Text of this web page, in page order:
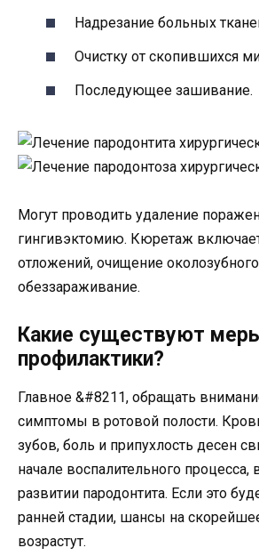
Надрезание больных
Очистку от скопившихся
Последующее зашивание.
Могут проводить удаление
гингивэктомию. Кюретаж
отложений, очищение
обеззараживание.
Какие существуют
профилактики?
Главное &#8211, обращать
симптомы в ротовой полости.
зубов, боль и припухлость десен
начале воспалительного
развитии пародонтита. Если это
ранней стадии, шансы на
возрастут.